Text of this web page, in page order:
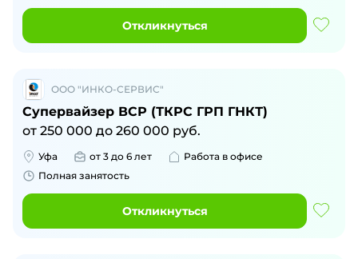
Откликнуться
ООО "ИНКО-СЕРВИС"
Супервайзер ВСР (ТКРС ГРП ГНКТ)
от 250 000 до 260 000 руб.
Уфа от 3 до 6 лет
Работа в офисе
Полная занятость
Откликнуться